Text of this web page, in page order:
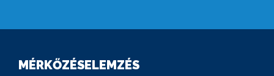
MÉRKŐZÉSELEMZÉS